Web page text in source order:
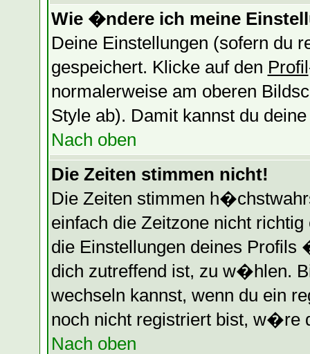
Wie �ndere ich meine
Deine Einstellungen (sofern du
gespeichert. Klicke auf den Profil
normalerweise am oberen
Style ab). Damit kannst du
Nach oben
Die Zeiten stimmen nicht!
Die Zeiten stimmen
einfach die Zeitzone nicht
die Einstellungen deines
dich zutreffend ist, zu w�hlen.
wechseln kannst, wenn du ein
noch nicht registriert bist, w�re
Nach oben